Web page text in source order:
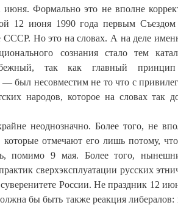
июня. Формально это не вполне
12 июня 1990 года первым Съездом
Но это на словах. А на деле
сознания стало тем
так как главный
был несовместим не то что с
народов, которое на словах так
неоднозначно. Более того, не
отмечают его лишь потому,
помимо 9 мая. Более того,
сверхэксплуатации русских
России. Не праздник 12
бы быть также реакция либералов: